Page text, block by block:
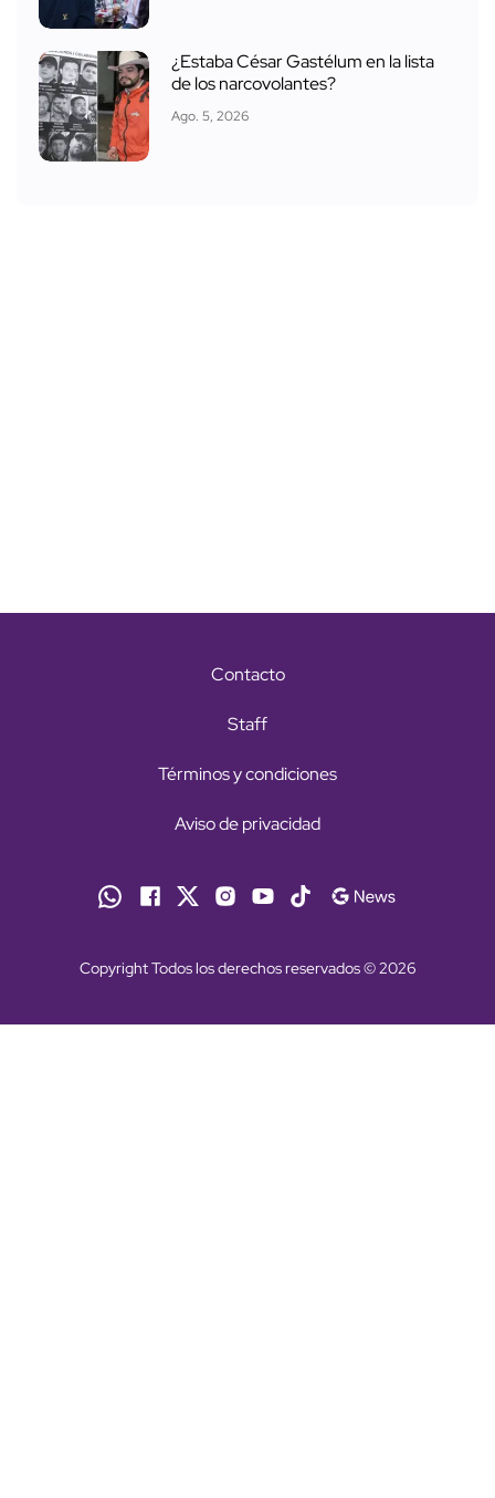
¿Estaba César Gastélum en la lista
de los narcovolantes?
Ago. 5, 2026
Contacto
Staff
Términos y condiciones
Aviso de privacidad
Copyright Todos los derechos reservados © 2026